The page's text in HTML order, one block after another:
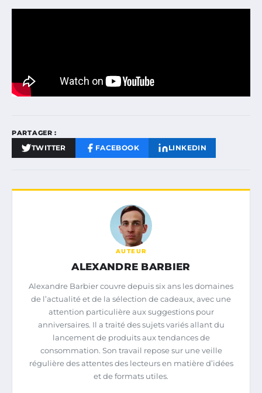
PARTAGER :
TWITTER FACEBOOK LINKEDIN
AUTEUR
ALEXANDRE BARBIER
Alexandre Barbier couvre depuis six ans les domaines
de l’actualité et de la sélection de cadeaux, avec une
attention particulière aux suggestions pour
anniversaires. Il a traité des sujets variés allant du
lancement de produits aux tendances de
consommation. Son travail repose sur une veille
régulière des attentes des lecteurs en matière d’idées
et de formats utiles.